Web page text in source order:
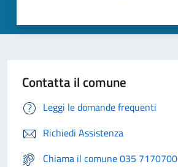
Contatta il comune
Leggi le domande frequenti
Richiedi Assistenza
Chiama il comune 035 7170700